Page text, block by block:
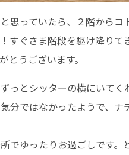
思っていたら、２階からコ
すぐさま階段を駆け降りて
とうございます。
っとシッターの横にいてく
分ではなかったようで、
でゆったりお過ごしです。